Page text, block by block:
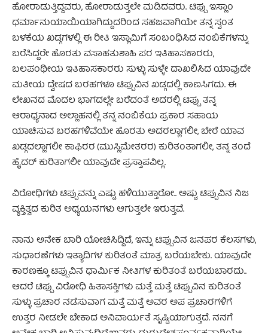
ಹೋರಾಡುತ್ತಿದ್ದವರು, ಹೋರಾಡುತ್ತಲೇ ಮಡಿದವರು. ಟಿಪ್ಪು ಇಸ್ಲಾಂ
ಧರ್ಮಾನುಯಾಯಿಯಾಗಿದ್ದುದರಿಂದ ಸಹಜವಾಗಿಯೇ ತನ್ನ ಸ್ವಂತ
ಬಳಕೆಯ ಖಡ್ಗಗಳಲ್ಲಿ ಈ ರೀತಿ ಇಸ್ಲಾಮಿಗೆ ಸಂಬಂಧಿಸಿದ ನಂಬಿಕೆಗಳನ್ನು
ಬರೆಸಿದ್ದರೇ ಹೊರತು ವಸಾಹತುಶಾಹಿ ಪರ ಇತಿಹಾಸಕಾರರು,
ಬಲಪಂಥೀಯ ಇತಿಹಾಸಕಾರರು ಸುಳ್ಳು ಸುಳ್ಳೇ ದಾಖಲಿಸಿದ ಯಾವುದೇ
ಮತೀಯ ದ್ವೇಷದ ಬರಹಗಳೂ‌ ಟಿಪ್ಪುವಿನ ಖಡ್ಗದಲ್ಲಿ ಕಾಣಸಿಗದು. ಈ
ಲೇಖನದ ಮೊದಲ ಭಾಗದಲ್ಲೇ ಬರೆದಂತೆ ಅದರಲ್ಲಿ‌ ಟಿಪ್ಪು ತನ್ನ
ಆರಾಧ್ಯನಾದ ಅಲ್ಲಾಹನಲ್ಲಿ‌ ತನ್ನ ನಂಬಿಕೆಯ ಪ್ರಕಾರ ಸಹಾಯ
ಯಾಚಿಸುವ ಬರಹಗಳಿವೆಯೇ ಹೊರತು ಅದರಲ್ಲಾಗಲೀ, ಬೇರೆ ಯಾವ
ಖಡ್ಗದಲ್ಲಾಗಲೀ ಕಾಫಿರರ (ಮುಸ್ಲಿಮೇತರರ) ಕುರಿತಂತಾಗಲೀ, ತನ್ನ ತಂದೆ
ಹೈದರ್ ಕುರಿತಾಗಲೀ ಯಾವುದೇ ಪ್ರಸ್ತಾಪವಿಲ್ಲ.
ವಿರೋಧಿಗಳು ಟಿಪ್ಪುವನ್ನು ಎಷ್ಟು ಹಳಿಯುತ್ತಾರೋ.. ಅಷ್ಟು ಟಿಪ್ಪುವಿನ ನಿಜ
ವ್ಯಕ್ತಿತ್ವದ ಕುರಿತ ಅಧ್ಯಯನಗಳು ಆಗುತ್ತಲೇ ಇರುತ್ತವೆ.
ನಾನು ಅನೇಕ ಬಾರಿ ಯೋಚಿಸಿದ್ದಿದೆ, ಇನ್ನು ಟಿಪ್ಪುವಿನ ಜನಪರ ಕೆಲಸಗಳು,
ಸುಧಾರಣೆಗಳು ಇತ್ಯಾದಿಗಳ ಕುರಿತಂತೆ ಮಾತ್ರ ಬರೆಯಬೇಕು. ಯಾವುದೇ
ಕಾರಣಕ್ಕೂ ಟಿಪ್ಪುವಿನ ಧಾರ್ಮಿಕ ನೀತಿಗಳ ಕುರಿತಂತೆ ಬರೆಯಬಾರದು..
ಆದರೆ ಟಿಪ್ಪು ವಿರೋಧಿ ಹಿತಾಸಕ್ತಿಗಳು ಮತ್ತೆ ಮತ್ತೆ ಟಿಪ್ಪುವಿನ ಕುರಿತಂತೆ
ಸುಳ್ಳು ಪ್ರಚಾರ ನಡೆಸುವಾಗ ಮತ್ತೆ ಮತ್ತೆ ಅವರ ಅಪ ಪ್ರಚಾರಗಳಿಗೆ
ಉತ್ತರ ನೀಡಲೇ ಬೇಕಾದ ಅನಿವಾರ್ಯತೆ ಸೃಷ್ಟಿಯಾಗುತ್ತದೆ. ನನಗೆ